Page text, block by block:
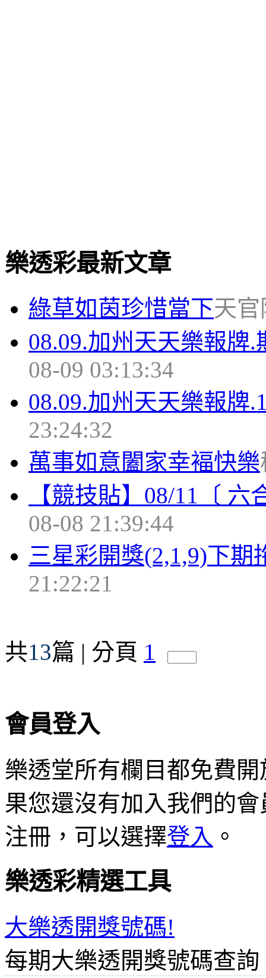
樂透彩最新文章
綠草如茵珍惜當下天官
08.09.加州天天樂報牌.
08-09 03:13:34
08.09.加州天天樂報牌
23:24:32
萬事如意闔家幸褔快樂
【競技貼】08/11〔
08-08 21:39:44
三星彩開獎(2,1,9)下期
21:22:21
共13篇 | 分頁 1
會員登入
樂透堂所有欄目都免費
果您還沒有加入我們的
注冊，可以選擇登入 。
樂透彩精選工具
大樂透開獎號碼!
每期大樂透開獎號碼查